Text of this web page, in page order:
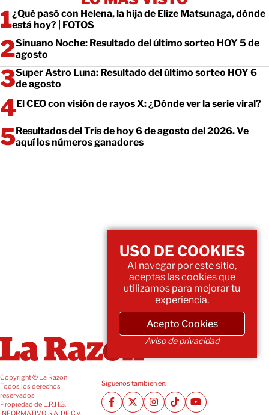
¿Qué pasó con Helena, la hija de Elize Matsunaga, dónde
está hoy? | FOTOS
Sinuano Noche: Resultado del último sorteo HOY 5 de
agosto
Super Astro Luna: Resultado del último sorteo HOY 6
de agosto
El CEO con visión de rayos X: ¿Dónde ver la serie viral?
Resultados del Tris de hoy 6 de agosto del 2026. Ve
aquí los números ganadores
Copyright © La Razón
Todos los derechos
reservados
Propiedad de L.R.H.G.
Siguenos también en:
USO DE COOKIES
Al navegar por este sitio,
aceptas las cookies que
utilizamos para mejorar tu
experiencia.
Acepto Cookies
Aviso de privacidad